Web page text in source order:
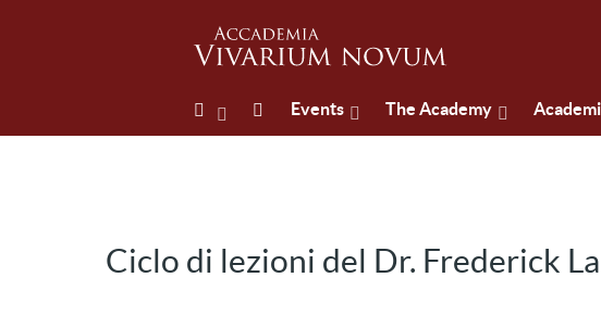
Events The Academy
Ciclo di lezioni del Dr. Frederick